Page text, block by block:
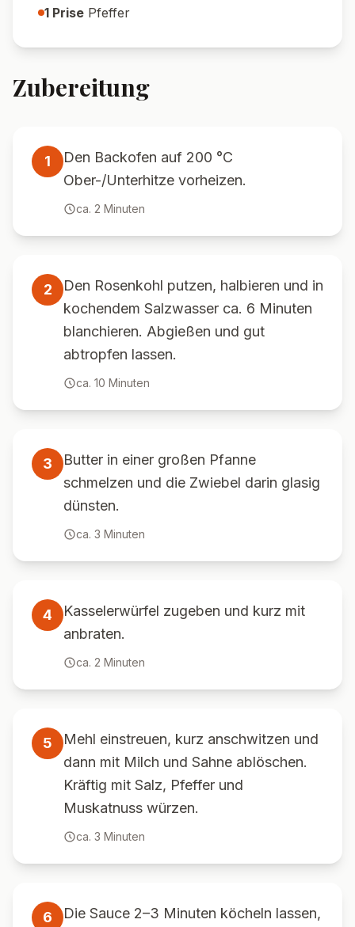
1 Prise Pfeffer
Zubereitung
1
Den Backofen auf 200 °C
Ober-/Unterhitze vorheizen.
ca. 2 Minuten
2
Den Rosenkohl putzen, halbieren und in
kochendem Salzwasser ca. 6 Minuten
blanchieren. Abgießen und gut
abtropfen lassen.
ca. 10 Minuten
3
Butter in einer großen Pfanne
schmelzen und die Zwiebel darin glasig
dünsten.
ca. 3 Minuten
4
Kasselerwürfel zugeben und kurz mit
anbraten.
ca. 2 Minuten
5
Mehl einstreuen, kurz anschwitzen und
dann mit Milch und Sahne ablöschen.
Kräftig mit Salz, Pfeffer und
Muskatnuss würzen.
ca. 3 Minuten
6
Die Sauce 2–3 Minuten köcheln lassen,